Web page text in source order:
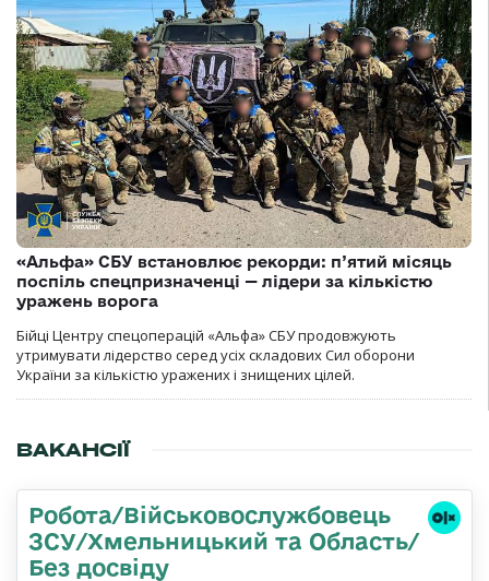
«Альфа» СБУ встановлює рекорди: п’ятий місяць
поспіль спецпризначенці — лідери за кількістю
уражень ворога
Бійці Центру спецоперацій «Альфа» СБУ продовжують
утримувати лідерство серед усіх складових Сил оборони
України за кількістю уражених і знищених цілей.
ВАКАНСІЇ
Робота/Військовослужбовець
ЗСУ/Хмельницький та Область/
Без досвіду